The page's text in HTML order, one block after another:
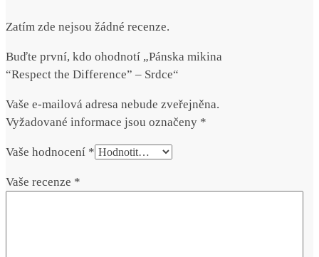
Zatím zde nejsou žádné recenze.
Buďte první, kdo ohodnotí „Pánska mikina
“Respect the Difference” – Srdce“
Vaše e-mailová adresa nebude zveřejněna.
Vyžadované informace jsou označeny *
Vaše hodnocení *
Vaše recenze *